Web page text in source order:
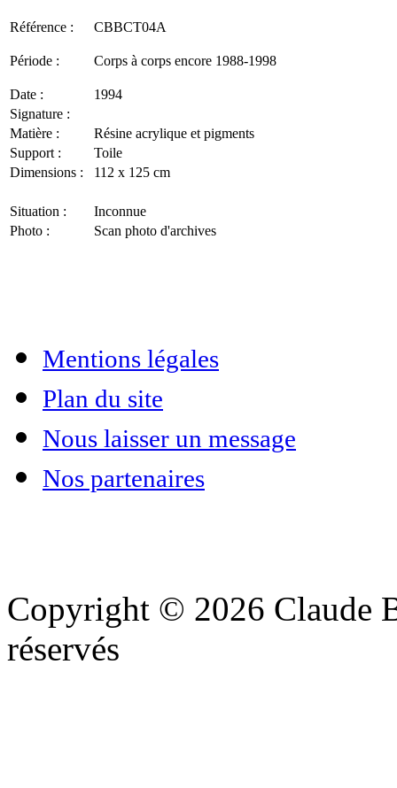
Référence : CBBCT04A
Période : Corps à corps encore 1988-1998
Date :
1994
Signature :
Matière :
Résine acrylique et pigments
Support :
Toile
Dimensions :
112 x 125 cm
Situation :
Inconnue
Photo :
Scan photo d'archives
Mentions légales
Plan du site
Nous laisser un message
Nos partenaires
Copyright © 2026 Claude
réservés